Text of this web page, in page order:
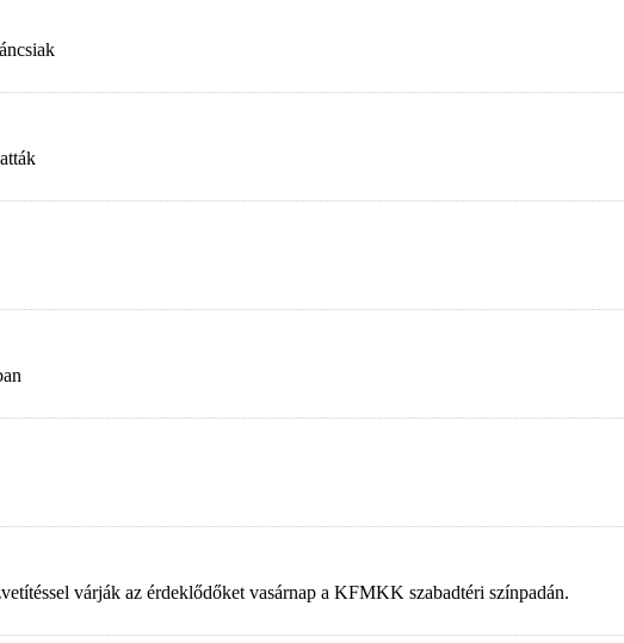
várják az érdeklődőket vasárnap a KFMKK szabadtéri színpadán.